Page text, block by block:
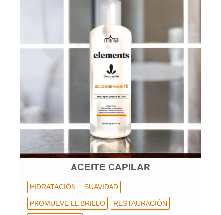
ACEITE CAPILAR
HIDRATACIÓN SUAVIDAD
PROMUEVE EL BRILLO RESTAURACIÓN